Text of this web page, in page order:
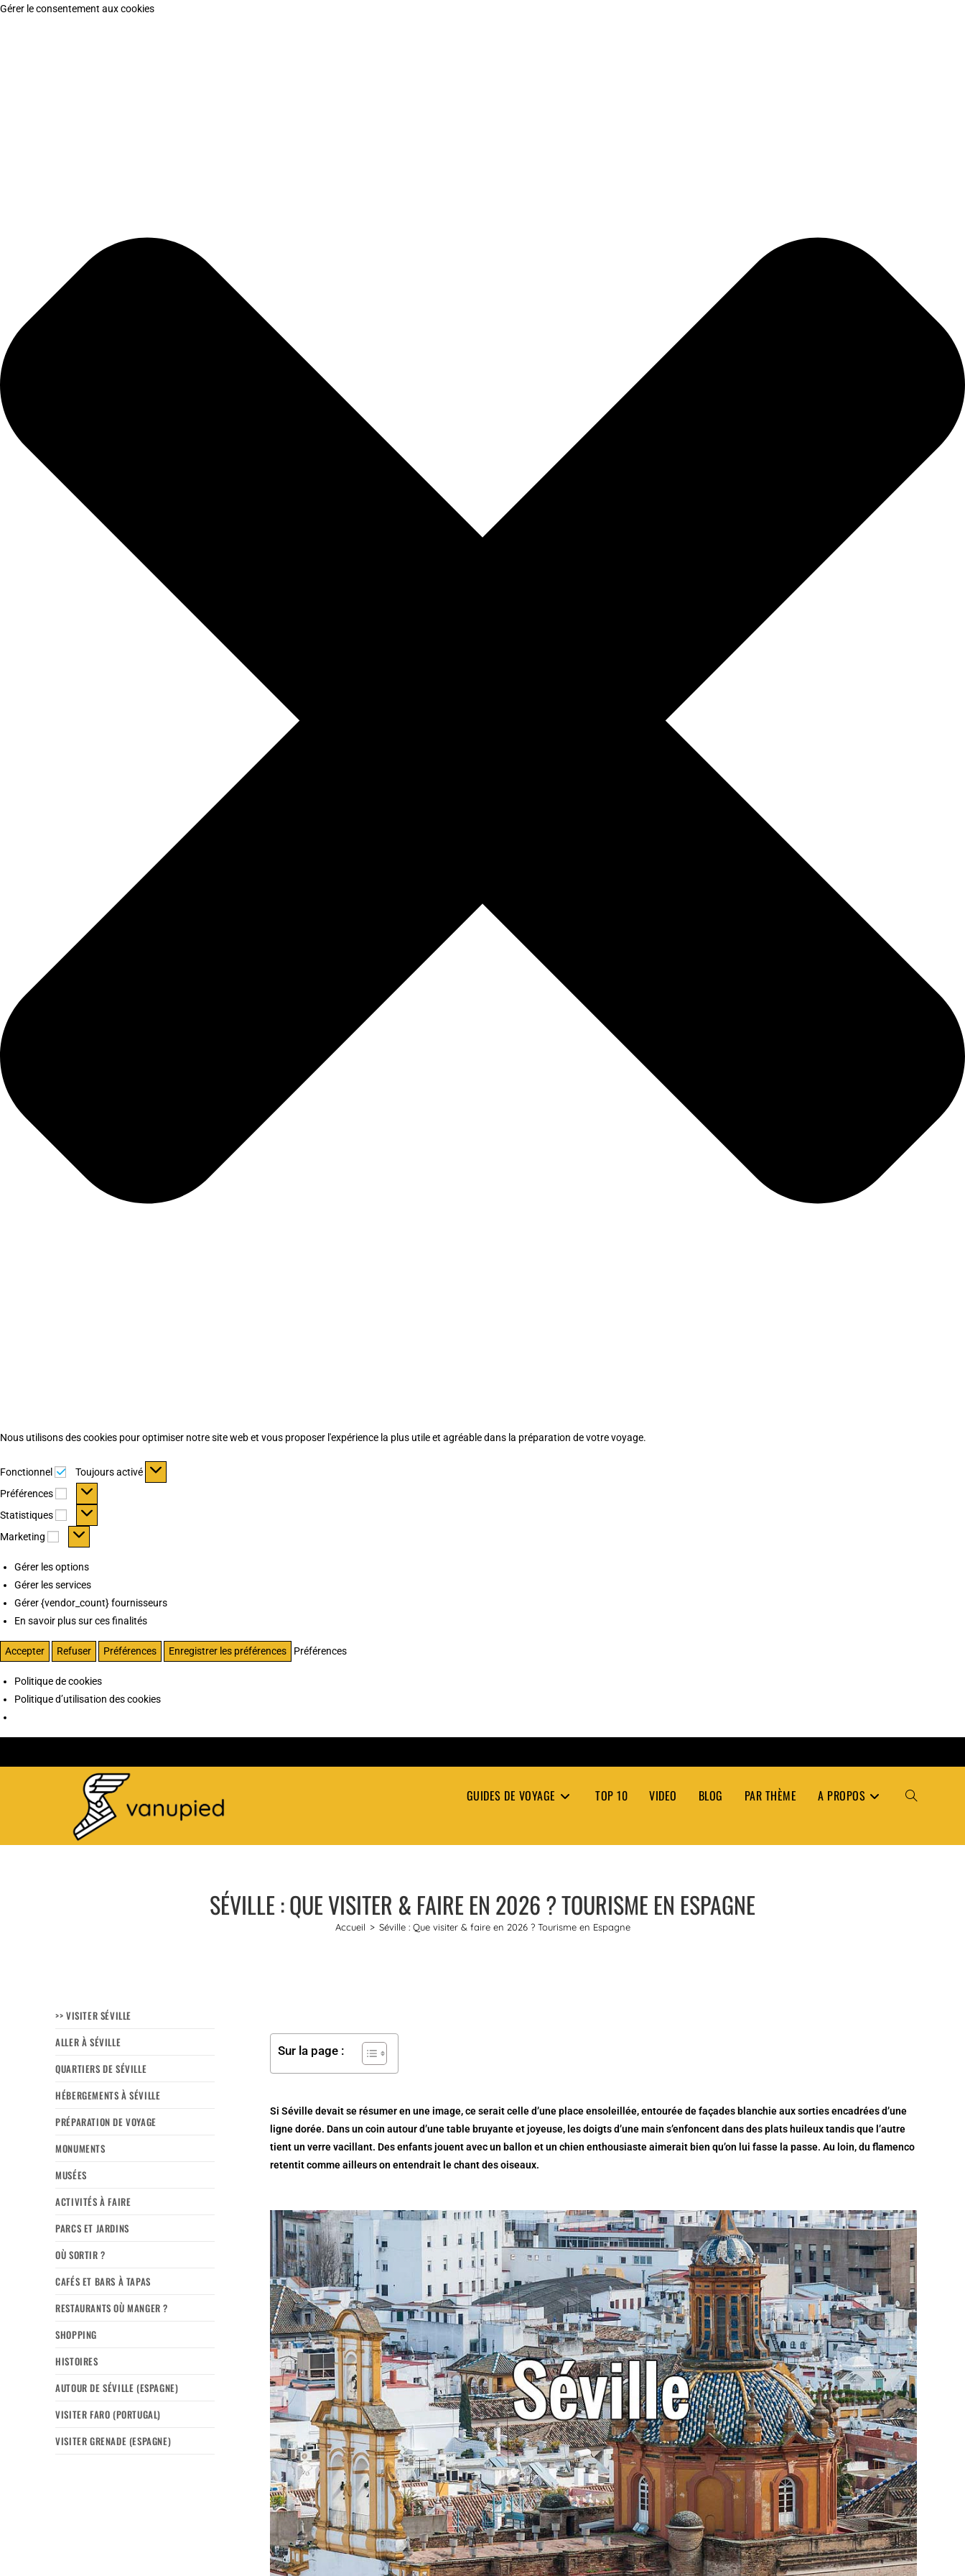
Gérer le consentement aux cookies
Nous utilisons des cookies pour optimiser notre site web et vous proposer l'expérience la plus utile et agréable dans la préparation de votre voyage.
Fonctionnel Fonctionnel
Toujours activé
Préférences
Préférences
Statistiques Statistiques
Marketing Marketing
Gérer les options
Gérer les services
Gérer {vendor_count} fournisseurs
En savoir plus sur ces finalités
Accepter Refuser Préférences Enregistrer les préférences Préférences
Politique de cookies
Politique d’utilisation des cookies
GUIDES DE VOYAGE TOP 10 VIDEO BLOG PAR THÈME A PROPOS TOGGLE
SÉVILLE : QUE VISITER & FAIRE EN 2026 ? TOURISME EN ESPAGNE
Accueil > Séville : Que visiter & faire en 2026 ? Tourisme en Espagne
Sur la page :
Si Séville devait se résumer en une image, ce serait celle d’une place ensoleillée, entourée de façades blanchie aux sorties encadrées d’une
ligne dorée. Dans un coin autour d’une table bruyante et joyeuse, les doigts d’une main s’enfoncent dans des plats huileux tandis que l’autre
tient un verre vacillant. Des enfants jouent avec un ballon et un chien enthousiaste aimerait bien qu’on lui fasse la passe. Au loin, du flamenco
retentit comme ailleurs on entendrait le chant des oiseaux.
>> VISITER SÉVILLE
ALLER À SÉVILLE
QUARTIERS DE SÉVILLE
HÉBERGEMENTS À SÉVILLE
PRÉPARATION DE VOYAGE
MONUMENTS
MUSÉES
ACTIVITÉS À FAIRE
PARCS ET JARDINS
OÙ SORTIR ?
CAFÉS ET BARS À TAPAS
RESTAURANTS OÙ MANGER ?
SHOPPING
HISTOIRES
AUTOUR DE SÉVILLE (ESPAGNE)
VISITER FARO (PORTUGAL)
VISITER GRENADE (ESPAGNE)